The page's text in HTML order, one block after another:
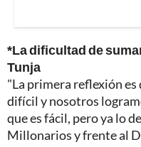
*La dificultad de
Tunja
"La primera reflexión es
difícil y nosotros
que es fácil, pero ya lo
Millonarios y frente al